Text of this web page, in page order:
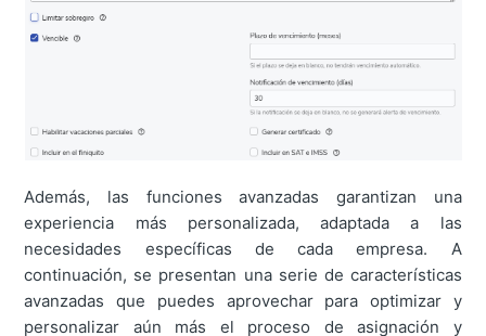
Además, las funciones avanzadas garantizan una
experiencia más personalizada, adaptada a las
necesidades específicas de cada empresa. A
continuación, se presentan una serie de características
avanzadas que puedes aprovechar para optimizar y
personalizar aún más el proceso de asignación y